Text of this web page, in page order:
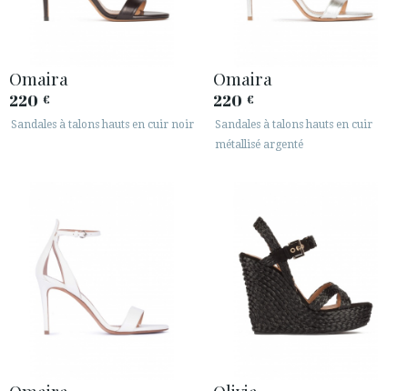
Omaira
220 €
Sandales à talons hauts en cuir noir
Omaira
220 €
Sandales à talons hauts en cuir
métallisé argenté